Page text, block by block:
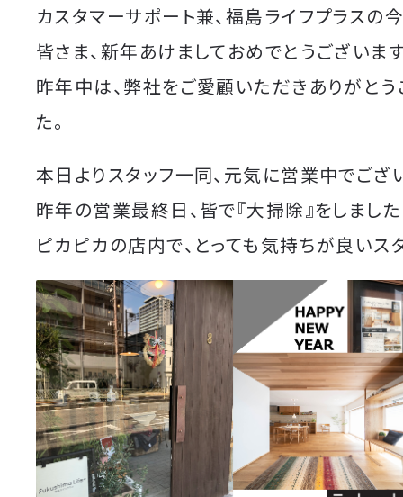
カスタマーサポート兼、福島ライフプラスの
皆さま、新年あけましておめでとうございます
昨年中は、弊社をご愛顧いただきありがとう
た。
本日よりスタッフ一同、元気に営業中でござ
昨年の営業最終日、皆で『大掃除』をしまし
ピカピカの店内で、とっても気持ちが良い